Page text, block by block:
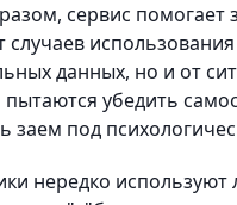
сервис помогает
случаев
данных, но и от
пытаются убедить
заем под
нередко используют